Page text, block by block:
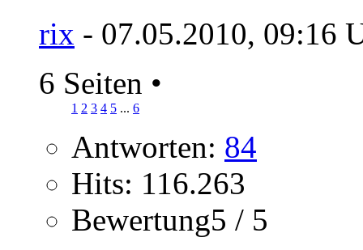
rix - 07.05.2010, 09:16
6 Seiten •
1 2 3 4 5 ... 6
Antworten: 84
Hits: 116.263
Bewertung5 / 5